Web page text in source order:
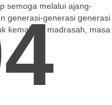
semoga melalui ajang-
generasi-generasi generasi
kemajuan madrasah, masa